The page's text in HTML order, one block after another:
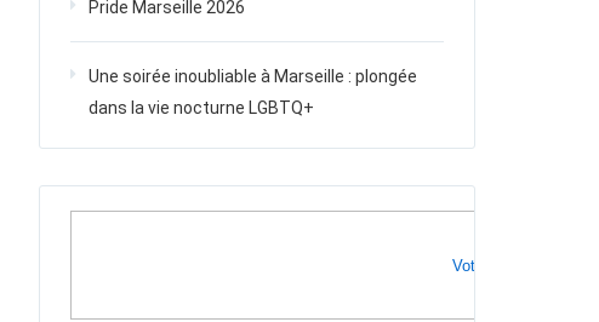
Pride Marseille 2026
Une soirée inoubliable à Marseille : plongée
dans la vie nocturne LGBTQ+
Votre publicité ici